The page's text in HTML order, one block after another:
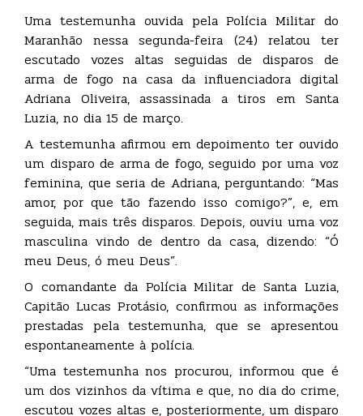
Uma testemunha ouvida pela Polícia Militar do
Maranhão nessa segunda-feira (24) relatou ter
escutado vozes altas seguidas de disparos de
arma de fogo na casa da influenciadora digital
Adriana Oliveira, assassinada a tiros em Santa
Luzia, no dia 15 de março.
A testemunha afirmou em depoimento ter ouvido
um disparo de arma de fogo, seguido por uma voz
feminina, que seria de Adriana, perguntando: “Mas
amor, por que tão fazendo isso comigo?”, e, em
seguida, mais três disparos. Depois, ouviu uma voz
masculina vindo de dentro da casa, dizendo: “Ó
meu Deus, ó meu Deus”.
O comandante da Polícia Militar de Santa Luzia,
Capitão Lucas Protásio, confirmou as informações
prestadas pela testemunha, que se apresentou
espontaneamente à polícia.
“Uma testemunha nos procurou, informou que é
um dos vizinhos da vítima e que, no dia do crime,
escutou vozes altas e, posteriormente, um disparo